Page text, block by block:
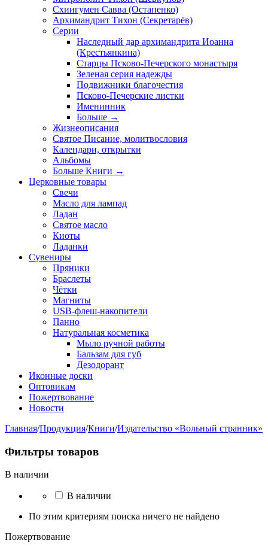
Схиигумен Савва (Остапенко)
Архимандрит Тихон (Секретарёв)
Серии
Наследный дар архимандрита Иоанна
(Крестьянкина)
Старцы Псково-Печерского монастыря
Зеленая серия надежды
Подвижники благочестия
Псково-Печерские листки
Именинник
Больше →
Жизнеописания
Святое Писание, молитвословия
Календари, открытки
Альбомы
Больше Книги →
Церковные товары
Свечи
Масло для лампад
Ладан
Святое масло
Киоты
Ладанки
Сувениры
Пряники
Браслеты
Чётки
Магниты
USB-флеш-накопители
Панно
Натуральная косметика
Мыло ручной работы
Бальзам для губ
Дезодорант
Иконные доски
Оптовикам
Пожертвование
Новости
Главная/Продукция/Книги/Издательство «Вольный странник»
Фильтры товаров
В наличии
В наличии
По этим критериям поиска ничего не найдено
Пожертвование